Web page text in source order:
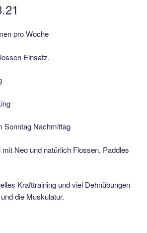
pro Woche
Einsatz.
Sonntag Nachmittag
Neo und natürlich Flossen, Paddles
Krafttraining und viel Dehnübungen
die Muskulatur.